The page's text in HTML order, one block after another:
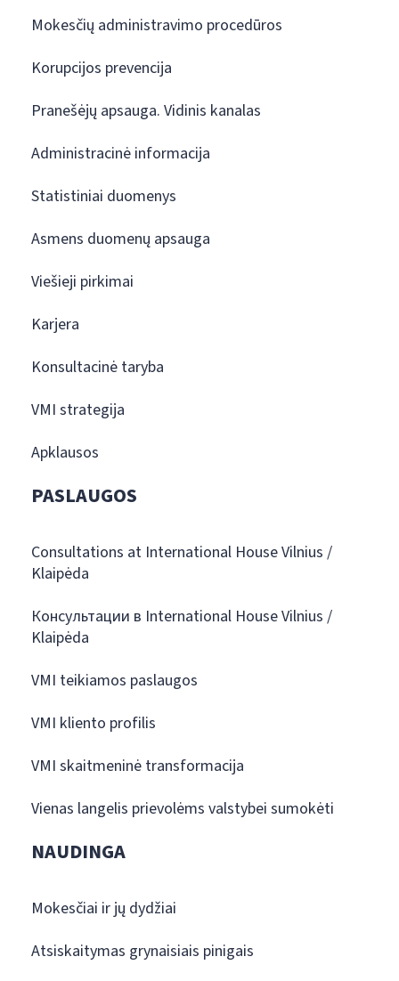
Mokesčių administravimo procedūros
Korupcijos prevencija
Pranešėjų apsauga. Vidinis kanalas
Administracinė informacija
Statistiniai duomenys
Asmens duomenų apsauga
Viešieji pirkimai
Karjera
Konsultacinė taryba
VMI strategija
Apklausos
PASLAUGOS
Consultations at International House Vilnius /
Klaipėda
Консультации в International House Vilnius /
Klaipėda
VMI teikiamos paslaugos
VMI kliento profilis
VMI skaitmeninė transformacija
Vienas langelis prievolėms valstybei sumokėti
NAUDINGA
Mokesčiai ir jų dydžiai
Atsiskaitymas grynaisiais pinigais